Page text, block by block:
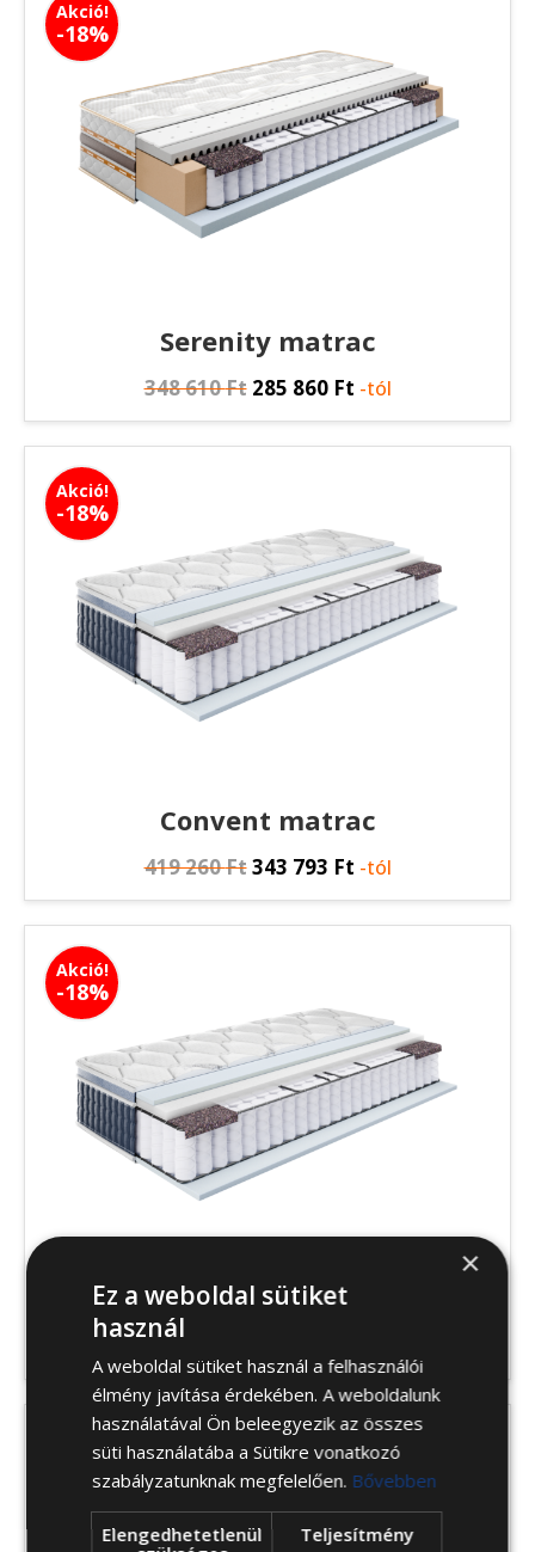
Akció!
-18%
Serenity matrac
348 610Ft 285 860 Ft -tól
Akció!
-18%
Convent matrac
419 260Ft343 793 Ft -tól
Akció!
-18%
Belmond matrac
419 260
×
Ez a weboldal sütiket
használ
A weboldal sütiket használ a felhasználói
élmény javítása érdekében. A weboldalunk
használatával Ön beleegyezik az összes
süti használatába a Sütikre vonatkozó
szabályzatunknak megfelelően. Bővebben
Elengedhetetlenül
Teljesítmény